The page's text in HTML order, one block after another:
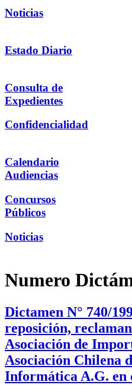
Noticias
Estado Diario
Consulta de
Expedientes
Confidencialidad
Calendario
Audiencias
Concursos
Públicos
Noticias
Numero
Dictamen N° 740/
reposición,
Asociación de
Asociación Chilena
Informática A.G. en